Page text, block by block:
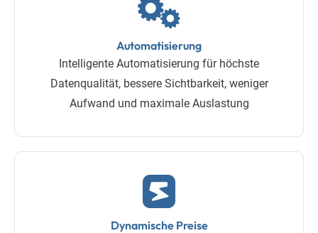
Automatisierung
Intelligente Automatisierung für höchste
Datenqualität, bessere Sichtbarkeit, weniger
Aufwand und maximale Auslastung
Dynamische Preise